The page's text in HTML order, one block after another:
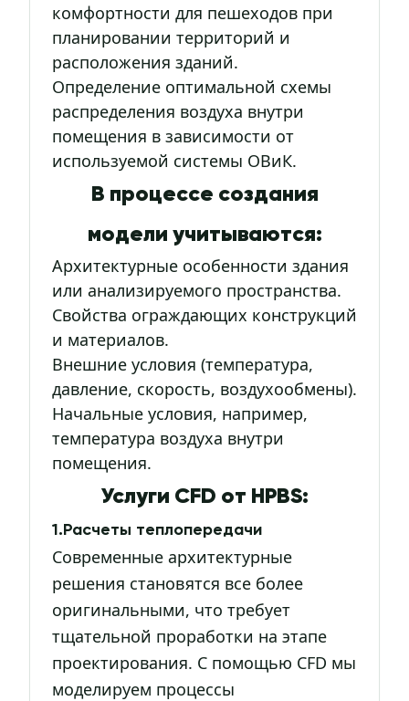
комфортности для пешеходов при
планировании территорий и
расположения зданий.
Определение оптимальной схемы
распределения воздуха внутри
помещения в зависимости от
используемой системы ОВиК.
В процессе создания
модели учитываются:
Архитектурные особенности здания
или анализируемого пространства.
Свойства ограждающих конструкций
и материалов.
Внешние условия (температура,
давление, скорость, воздухообмены).
Начальные условия, например,
температура воздуха внутри
помещения.
Услуги CFD от HPBS:
1.Расчеты теплопередачи
Современные архитектурные
решения становятся все более
оригинальными, что требует
тщательной проработки на этапе
проектирования. С помощью CFD мы
моделируем процессы